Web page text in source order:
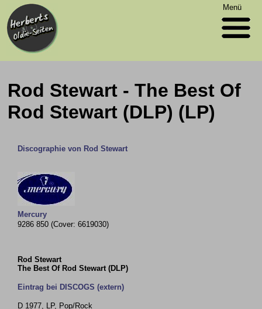
Menü
Rod Stewart - The Best Of
Rod Stewart (DLP) (LP)
Discographie von Rod Stewart
Mercury
9286 850 (Cover: 6619030)
Rod Stewart
The Best Of Rod Stewart (DLP)
Eintrag bei DISCOGS (extern)
D 1977, LP, Pop/Rock